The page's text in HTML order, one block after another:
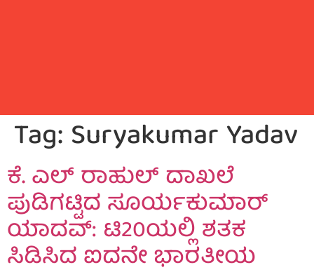
Tag: Suryakumar Yadav
ಕೆ. ಎಲ್ ರಾಹುಲ್ ದಾಖಲೆ
ಪುಡಿಗಟ್ಟಿದ ಸೂರ್ಯಕುಮಾರ್
ಯಾದವ್: ಟಿ20ಯಲ್ಲಿ ಶತಕ
ಸಿಡಿಸಿದ ಐದನೇ ಭಾರತೀಯ